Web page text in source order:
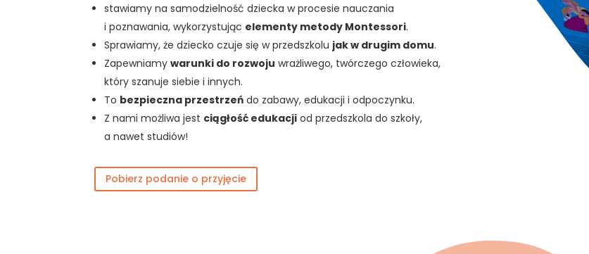
stawiamy na samodzielność dziecka w procesie nauczania
i poznawania, wykorzystując elementy metody Montessori.
Sprawiamy, że dziecko czuje się w przedszkolu jak w drugim domu.
Zapewniamywarunki do rozwoju wrażliwego, twórczego człowieka,
który szanuje siebie i innych.
To bezpieczna przestrzeń do zabawy, edukacji i odpoczynku.
Z nami możliwa jest ciągłość edukacji od przedszkola do szkoły,
a nawet studiów!
Pobierz podanie o przyjęcie